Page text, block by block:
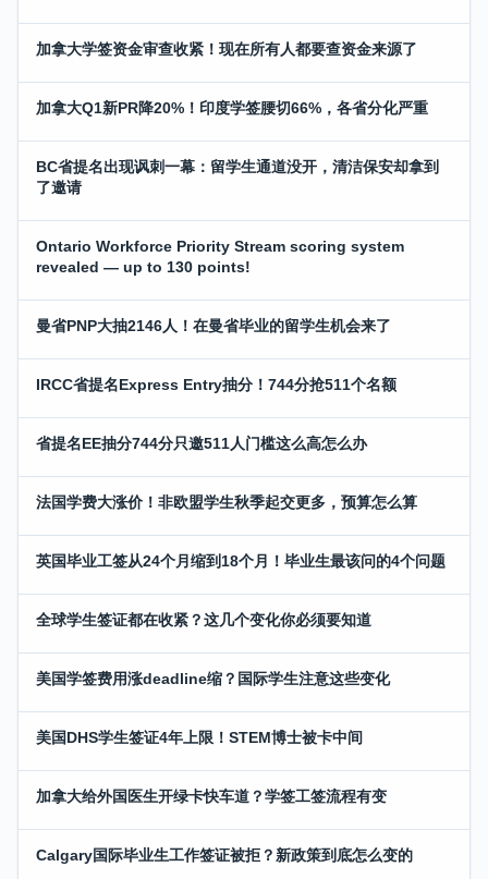
加拿大学签资金审查收紧！现在所有人都要查资金来源了
加拿大Q1新PR降20%！印度学签腰切66%，各省分化严重
BC省提名出现讽刺一幕：留学生通道没开，清洁保安却拿到
了邀请
Ontario Workforce Priority Stream scoring system
revealed — up to 130 points!
曼省PNP大抽2146人！在曼省毕业的留学生机会来了
IRCC省提名Express Entry抽分！744分抢511个名额
省提名EE抽分744分只邀511人门槛这么高怎么办
法国学费大涨价！非欧盟学生秋季起交更多，预算怎么算
英国毕业工签从24个月缩到18个月！毕业生最该问的4个问题
全球学生签证都在收紧？这几个变化你必须要知道
美国学签费用涨deadline缩？国际学生注意这些变化
美国DHS学生签证4年上限！STEM博士被卡中间
加拿大给外国医生开绿卡快车道？学签工签流程有变
Calgary国际毕业生工作签证被拒？新政策到底怎么变的